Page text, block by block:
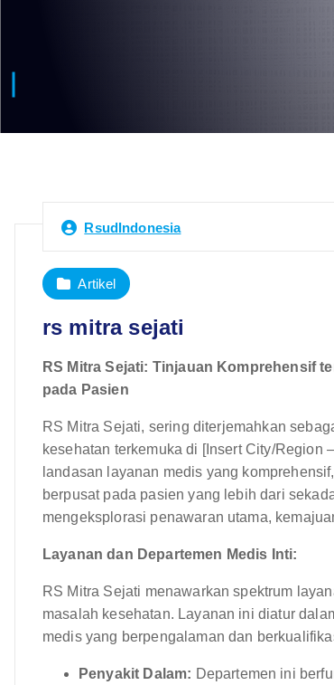
RsudIndonesia
Artikel
rs mitra sejati
RS Mitra Sejati: Tinjauan Komprehensif
pada Pasien
RS Mitra Sejati, sering diterjemahkan
kesehatan terkemuka di [Insert City/Region
landasan layanan medis yang
berpusat pada pasien yang lebih dari
mengeksplorasi penawaran utama,
Layanan dan Departemen Medis Inti:
RS Mitra Sejati menawarkan spektrum
masalah kesehatan. Layanan ini diatur
medis yang berpengalaman dan
Penyakit Dalam: Departemen ini